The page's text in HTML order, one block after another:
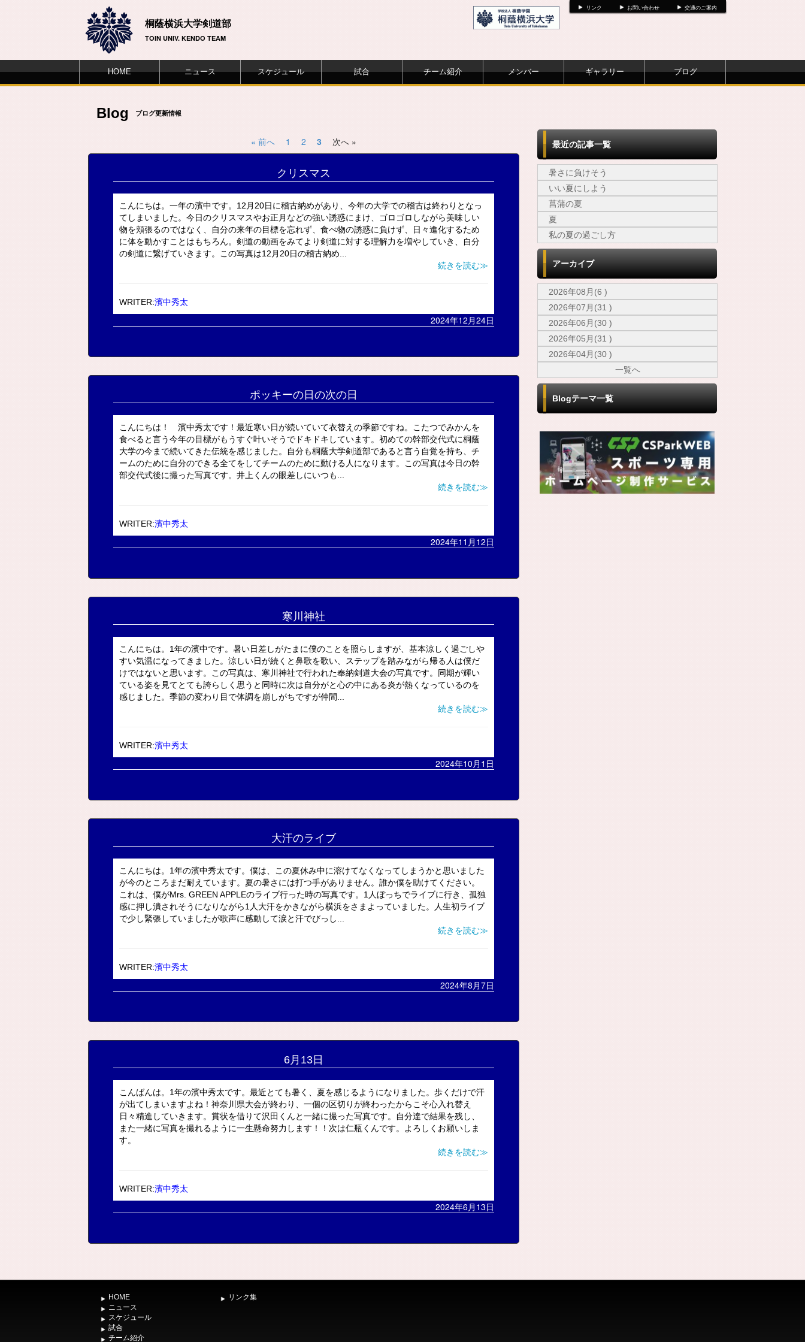
リンク お問い合わせ 交通のご案内
桐蔭横浜大学剣道部
TOIN UNIV. KENDO TEAM
HOME ニュース スケジュール 試合 チーム紹介 メンバー ギャラリー ブログ
Blog ブログ更新情報
« 前へ 1 2 3 次へ »
クリスマス
こんにちは。一年の濱中です。12月20日に稽古納めがあり、今年の大学での稽古は終わりとなっ
てしまいました。今日のクリスマスやお正月などの強い誘惑にまけ、ゴロゴロしながら美味しい
物を頬張るのではなく、自分の来年の目標を忘れず、食べ物の誘惑に負けず、日々進化するため
に体を動かすことはもちろん。剣道の動画をみてより剣道に対する理解力を増やしていき、自分
の剣道に繋げていきます。この写真は12月20日の稽古納め...
続きを読む≫
WRITER:濱中秀太
2024年12月24日
ポッキーの日の次の日
こんにちは！ 濱中秀太です！最近寒い日が続いていて衣替えの季節ですね。こたつでみかんを
食べると言う今年の目標がもうすぐ叶いそうでドキドキしています。初めての幹部交代式に桐蔭
大学の今まで続いてきた伝統を感じました。自分も桐蔭大学剣道部であると言う自覚を持ち、チ
ームのために自分のできる全てをしてチームのために動ける人になります。この写真は今日の幹
部交代式後に撮った写真です。井上くんの眼差しにいつも...
続きを読む≫
WRITER:濱中秀太
2024年11月12日
寒川神社
こんにちは。1年の濱中です。暑い日差しがたまに僕のことを照らしますが、基本涼しく過ごしや
すい気温になってきました。涼しい日が続くと鼻歌を歌い、ステップを踏みながら帰る人は僕だ
けではないと思います。この写真は、寒川神社で行われた奉納剣道大会の写真です。同期が輝い
ている姿を見てとても誇らしく思うと同時に次は自分がと心の中にある炎が熱くなっているのを
感じました。季節の変わり目で体調を崩しがちですが仲間...
続きを読む≫
WRITER:濱中秀太
2024年10月1日
大汗のライブ
こんにちは。1年の濱中秀太です。僕は、この夏休み中に溶けてなくなってしまうかと思いました
が今のところまだ耐えています。夏の暑さには打つ手がありません。誰か僕を助けてください。
これは、僕がMrs. GREEN APPLEのライブ行った時の写真です。1人ぼっちでライブに行き、孤独
感に押し潰されそうになりながら1人大汗をかきながら横浜をさまよっていました。人生初ライブ
で少し緊張していましたが歌声に感動して涙と汗でびっし...
続きを読む≫
WRITER:濱中秀太
2024年8月7日
6月13日
こんばんは。1年の濱中秀太です。最近とても暑く、夏を感じるようになりました。歩くだけで汗
が出てしまいますよね！神奈川県大会が終わり、一個の区切りが終わったからこそ心入れ替え
日々精進していきます。賞状を借りて沢田くんと一緒に撮った写真です。自分達で結果を残し、
また一緒に写真を撮れるように一生懸命努力します！！次は仁瓶くんです。よろしくお願いしま
す。
続きを読む≫
WRITER:濱中秀太
2024年6月13日
最近の記事一覧
暑さに負けそう
いい夏にしよう
菖蒲の夏
夏
私の夏の過ごし方
アーカイブ
2026年08月(6 )
2026年07月(31 )
2026年06月(30 )
2026年05月(31 )
2026年04月(30 )
一覧へ
Blogテーマ一覧
HOME
ニュース
スケジュール
試合
チーム紹介
リンク集